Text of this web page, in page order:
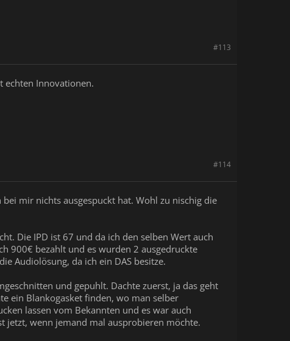
#113
echten Innovationen.
#114
mir nichts ausgespuckt hat. Wohl zu nischig die
Die IPD ist 67 und da ich den selben Wert auch
900€ bezahlt und es wurden 2 ausgedruckte
Audiolösung, da ich ein DAS besitze.
und gepuhlt. Dachte zuerst, ja das geht
ein Blankogasket finden, wo man selber
lassen vom Bekannten und es war auch
jetzt, wenn jemand mal ausprobieren möchte.